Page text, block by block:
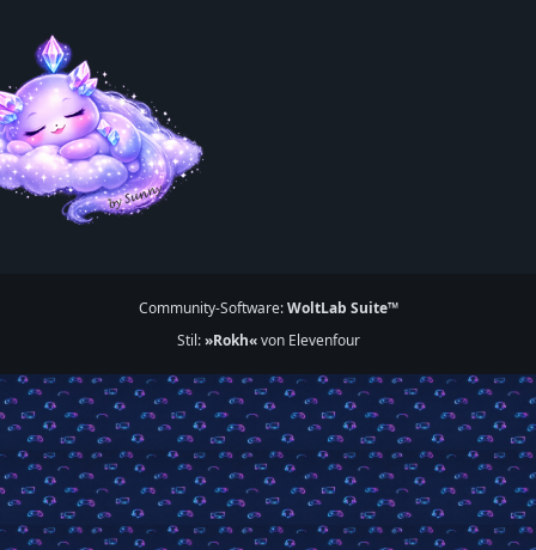
Community-Software:WoltLab Suite™
Stil:»Rokh«von Elevenfour